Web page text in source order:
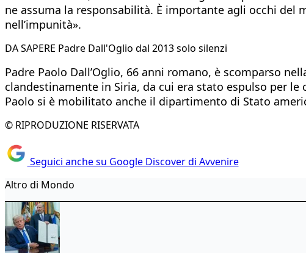
ne assuma la responsabilità. È importante agli occhi del
nell’impunità».
DA SAPERE Padre Dall'Oglio dal 2013 solo silenzi
Padre Paolo Dall’Oglio, 66 anni romano, è scomparso
clandestinamente in Siria, da cui era stato espulso per
Paolo si è mobilitato anche il dipartimento di Stato
© RIPRODUZIONE RISERVATA
Seguici anche su Google Discover di Avvenire
Altro di Mondo